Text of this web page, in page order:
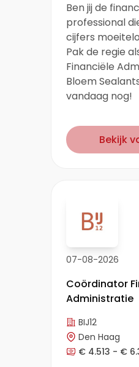
Ben jij de
professional
cijfers
Pak de regie
Financiële
Bloem
vandaag nog!
Bekijk
07-08-2026
Coördinator
Administratie
BIJ12
Den Haag
€ 4.513 - €